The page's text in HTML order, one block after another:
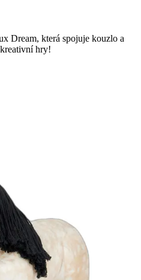
Dream, která spojuje kouzlo a
hry!